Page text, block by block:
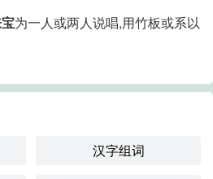
为一人或两人说唱,用竹板或系以
汉字组词